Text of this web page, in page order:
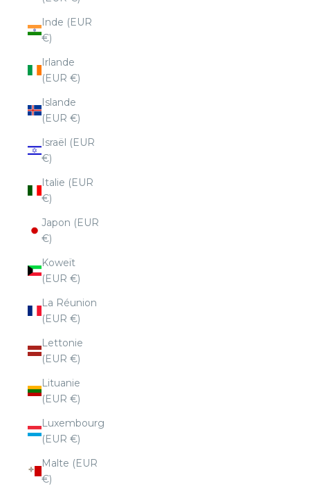
Inde (EUR
€)
Irlande
(EUR €)
Islande
(EUR €)
Israël (EUR
€)
Italie (EUR
€)
Japon (EUR
€)
Koweït
(EUR €)
La Réunion
(EUR €)
Lettonie
(EUR €)
Lituanie
(EUR €)
Luxembourg
(EUR €)
Malte (EUR
€)